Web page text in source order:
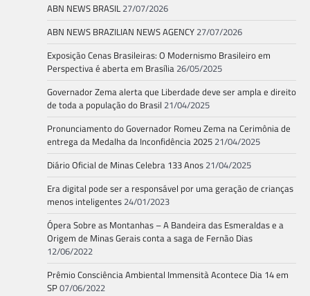
ABN NEWS BRASIL 27/07/2026
ABN NEWS BRAZILIAN NEWS AGENCY 27/07/2026
Exposição Cenas Brasileiras: O Modernismo Brasileiro em
Perspectiva é aberta em Brasília 26/05/2025
Governador Zema alerta que Liberdade deve ser ampla e direito
de toda a população do Brasil 21/04/2025
Pronunciamento do Governador Romeu Zema na Cerimônia de
entrega da Medalha da Inconfidência 2025 21/04/2025
Diário Oficial de Minas Celebra 133 Anos 21/04/2025
Era digital pode ser a responsável por uma geração de crianças
menos inteligentes 24/01/2023
Ópera Sobre as Montanhas – A Bandeira das Esmeraldas e a
Origem de Minas Gerais conta a saga de Fernão Dias
12/06/2022
Prêmio Consciência Ambiental Immensità Acontece Dia 14 em
SP07/06/2022